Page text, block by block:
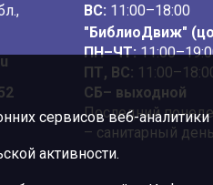
ВС: 11:00–18:00
"БиблиоДвиж"
ПН–ЧТ:
ПТ, ВС:
СБ– выходной
Последний
– санитарный день
сервисов веб-
активности.